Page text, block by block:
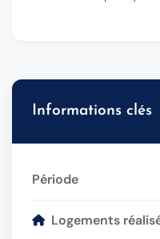
Informations clés
Période
Logements